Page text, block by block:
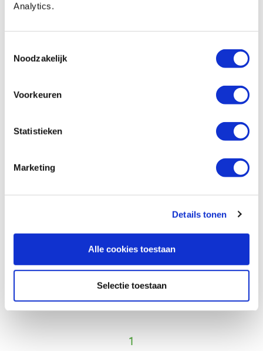
Analytics.
Noodzakelijk
Voorkeuren
Statistieken
Marketing
Details tonen
Alle cookies toestaan
Selectie toestaan
Pfeil stempel driehoek met wafelmotief
€ 27,70 incl. btw
Vergelijken
1